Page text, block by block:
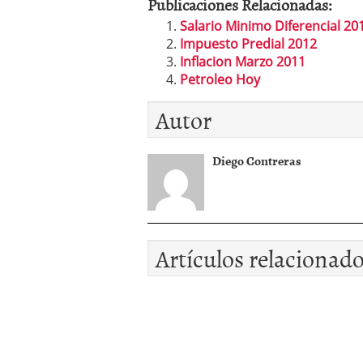
Salario Minimo Diferencial
Impuesto Predial 2012
Inflacion Marzo 2011
Petroleo Hoy
Autor
Diego Contreras
Artículos